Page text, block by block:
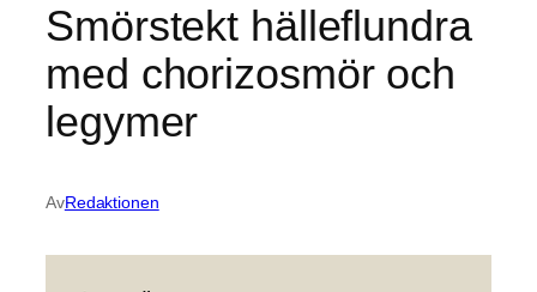
Smörstekt hälleflundra
med chorizosmör och
legymer
AvRedaktionen